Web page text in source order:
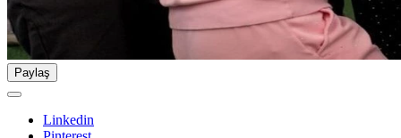
Paylaş
Linkedin